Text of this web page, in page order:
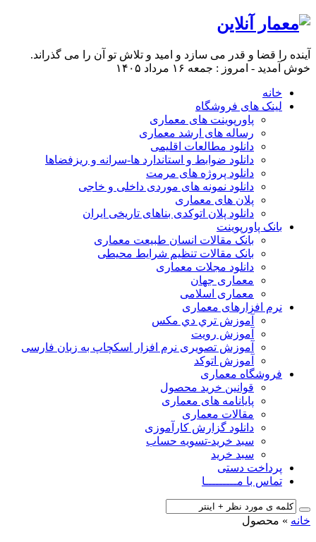
آینده را قضا و قدر می سازد و امید و تلاش تو آن را می گذراند.
خوش آمدید - امروز : جمعه ۱۶ مرداد ۱۴۰۵
خانه
لینک های فروشگاه
پاورپوینت های معماری
رساله های ارشد معماری
دانلود مطالعات اقلیمی
دانلود ضوابط و استاندارد ها-سرانه و ریزفضاها
دانلود پروژه های مرمت
دانلود نمونه های موردی داخلی و خاجی
پلان های معماری
دانلود پلان اتوکدی بناهای تاریخی ایران
بانک پاورپوینت
بانک مقالات انسان طبیعت معماری
بانک مقالات تنظیم شرایط محیطی
دانلود مجلات معماری
معماری جهان
معماری اسلامی
نرم افزارهای معماری
آﻣﻮزش ﺗﺮي دي ﻣﮑﺲ
آموزش رویت
آموزش تصویری نرم افزار اسکچاپ به زبان فارسی
آموزش اتوکد
فروشگاه معماری
قوانین خرید محصول
پایانامه های معماری
مقالات معماری
دانلود گزارش کارآموزی
سبد خرید-تسویه حساب
سبد خرید
پرداخت دستی
تماس با مـــــــــا
خانه » محصول